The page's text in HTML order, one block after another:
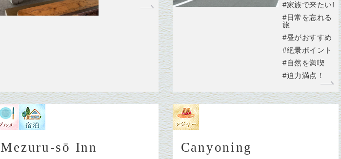
#家族で来たい!
#日常を忘れる
旅
#昼がおすすめ
#絶景ポイント
#自然を満喫
#迫力満点！
Mezuru-sō Inn Canyoning